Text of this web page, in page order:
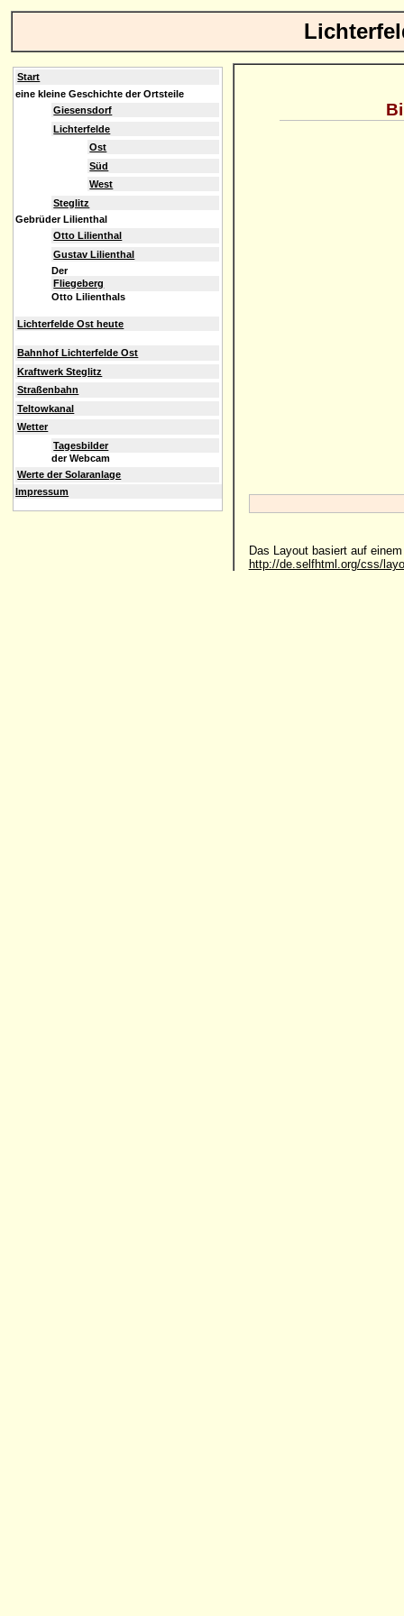
Das Layout basiert auf
http://de.selfhtml.org/css/
Start
eine kleine Geschichte der Ortsteile
Giesensdorf
Lichterfelde
Ost
Süd
West
Steglitz
Gebrüder Lilienthal
Otto Lilienthal
Gustav Lilienthal
Der
Fliegeberg
Otto Lilienthals
Lichterfelde Ost heute
Bahnhof Lichterfelde Ost
Kraftwerk Steglitz
Straßenbahn
Teltowkanal
Wetter
Tagesbilder
der Webcam
Werte der Solaranlage
Impressum